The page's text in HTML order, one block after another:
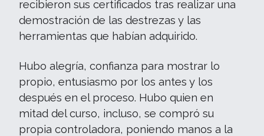
recibieron sus certificados tras realizar una
demostración de las destrezas y las
herramientas que habían adquirido.
Hubo alegría, confianza para mostrar lo
propio, entusiasmo por los antes y los
después en el proceso. Hubo quien en
mitad del curso, incluso, se compró su
propia controladora, poniendo manos a la